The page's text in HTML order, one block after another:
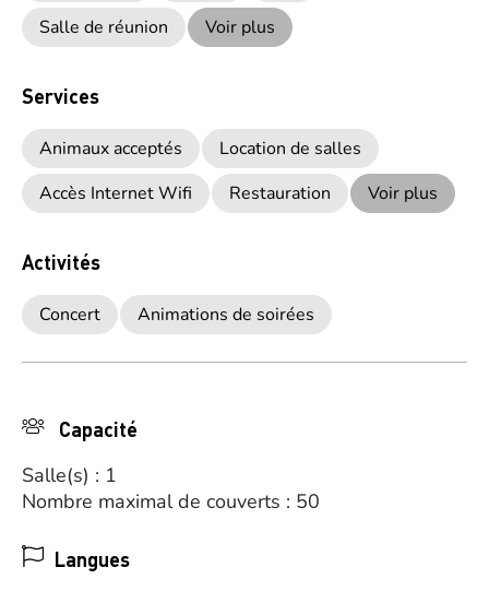
Salle de réunion
Voir plus
Services
Animaux acceptés
Location de salles
Accès Internet Wifi
Restauration Voir plus
Activités
Concert Animations de soirées
Capacité
Salle(s) : 1
Nombre maximal de couverts : 50
Langues